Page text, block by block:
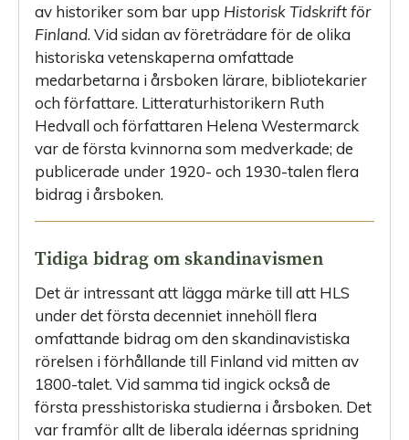
av historiker som bar upp Historisk Tidskrift för
Finland. Vid sidan av företrädare för de olika
historiska vetenskaperna omfattade
medarbetarna i årsboken lärare, bibliotekarier
och författare. Litteraturhistorikern Ruth
Hedvall och författaren Helena Westermarck
var de första kvinnorna som medverkade; de
publicerade under 1920- och 1930-talen flera
bidrag i årsboken.
Tidiga bidrag om skandinavismen
Det är intressant att lägga märke till att HLS
under det första decenniet innehöll flera
omfattande bidrag om den skandinavistiska
rörelsen i förhållande till Finland vid mitten av
1800-talet. Vid samma tid ingick också de
första presshistoriska studierna i årsboken. Det
var framför allt de liberala idéernas spridning